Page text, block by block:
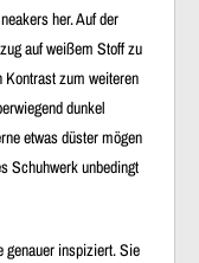
her. Auf der
auf weißem Stoff zu
Kontrast zum weiteren
dunkel
etwas düster mögen
Schuhwerk unbedingt
genauer inspiziert. Sie